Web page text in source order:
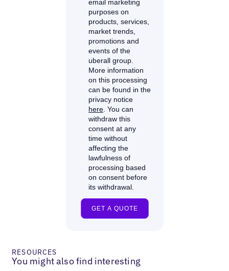
RESOURCES
You might also find interesting